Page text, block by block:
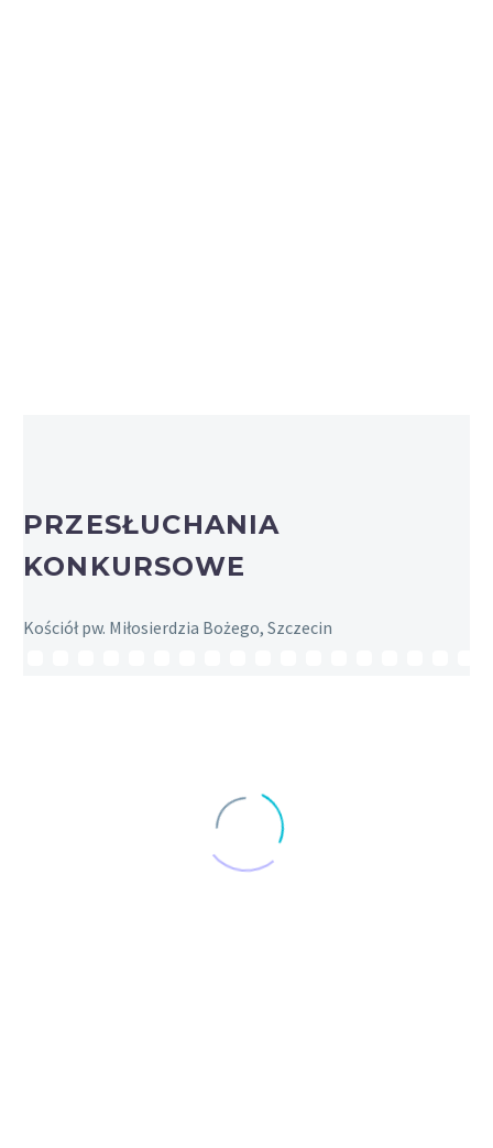
PRZESŁUCHANIA
KONKURSOWE
Kościół pw. Miłosierdzia Bożego, Szczecin